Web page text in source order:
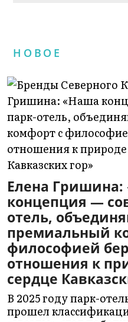
НОВОЕ
Елена
концепция —
отель,
премиальный
философией
отношения к
сердце
В 2025 году парк-
прошел